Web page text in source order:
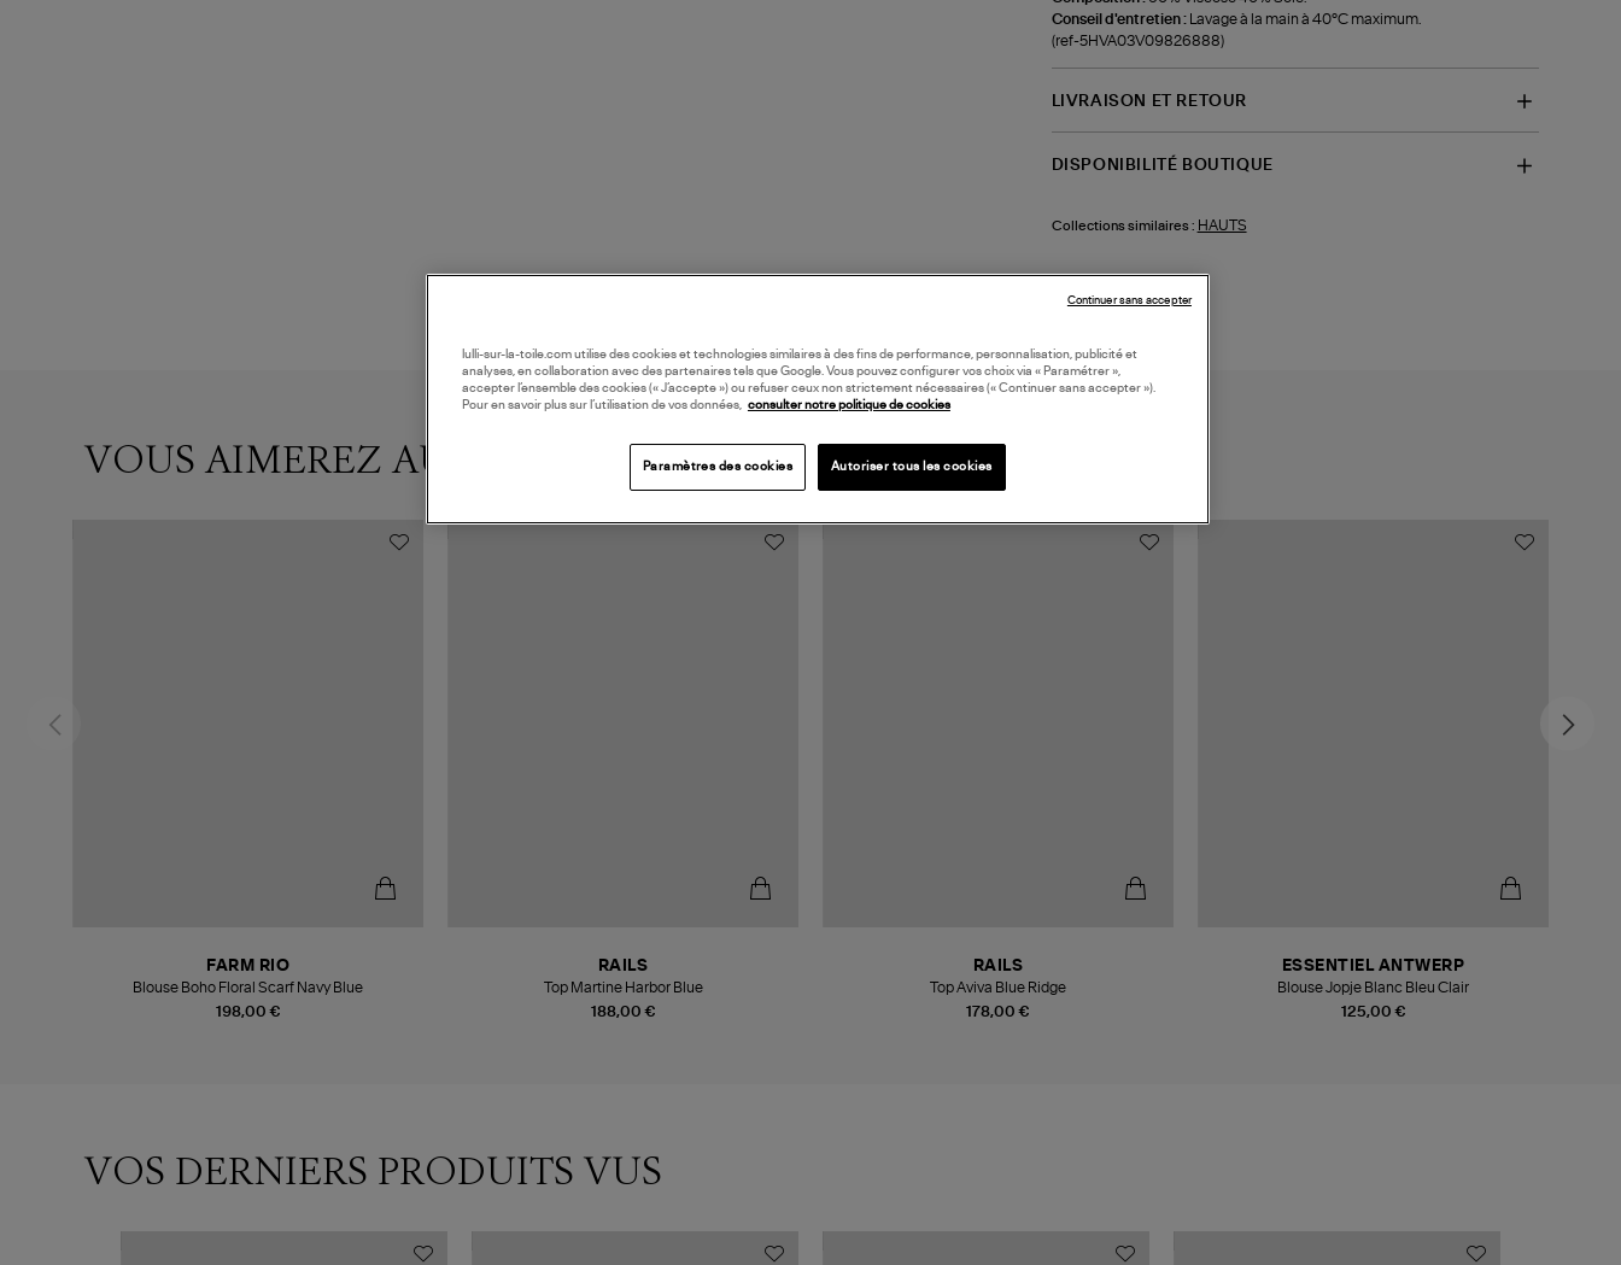
Conseil d'entretien :
Lavage à la main à 40°C maximum.
(ref-5HVA03V09826888)
LIVRAISON ET RETOUR
DISPONIBILITÉ BOUTIQUE
Collections similaires : HAUTS
VOUS AIMEREZ AUSSI
198,00 €
FARM RIO
Blouse Boho Floral Scarf Navy Blue
188,00 €
RAILS
Top Martine Harbor Blue
178,00 €
RAILS
Top Aviva Blue Ridge
125,00 €
ESSENTIEL ANTWERP
Blouse Jopje Blanc Bleu Clair
VOS DERNIERS PRODUITS VUS
lulli-sur-la-toile.com utilise des cookies et technologies similaires à des fins de performance, personnalisation, publicité et
analyses, en collaboration avec des partenaires tels que Google. Vous pouvez configurer vos choix via « Paramétrer »,
accepter l’ensemble des cookies (« J’accepte ») ou refuser ceux non strictement nécessaires (« Continuer sans accepter »).
Pour en savoir plus sur l’utilisation de vos données,
consulter notre politique de cookies
Paramètres des cookies Autoriser tous les cookies
Continuer sans accepter